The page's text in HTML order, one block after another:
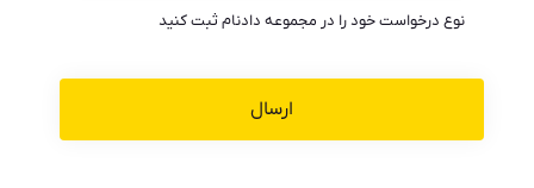
نوع درخواست خود را در مجموعه دادنام ثبت کنید